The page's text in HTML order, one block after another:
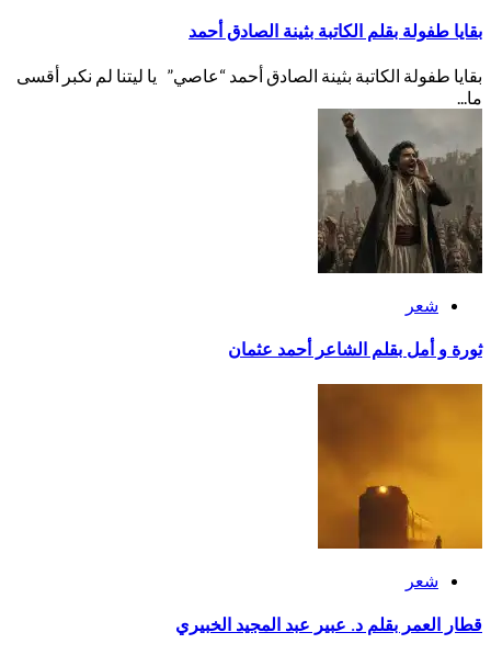
بقايا طفولة بقلم الكاتبة بثينة الصادق أحمد
بقايا طفولة الكاتبة بثينة الصادق أحمد “عاصي” يا ليتنا لم نكبر أقسى
ما...
شعر
ثورة و أمل بقلم الشاعر أحمد عثمان
شعر
قطار العمر بقلم د. عبير عبد المجيد الخبيري